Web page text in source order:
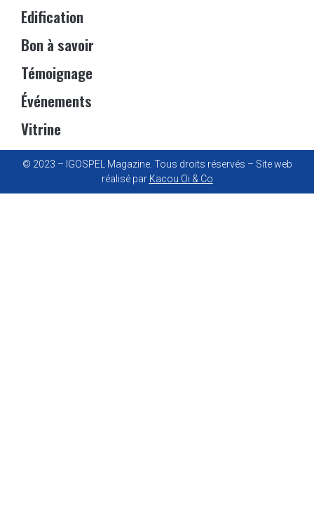
Edification
Bon à savoir
Témoignage
Événements
Vitrine
© 2023 – IGOSPEL Magazine. Tous droits réservés – Site web
réalisé par Kacou Oi & Co